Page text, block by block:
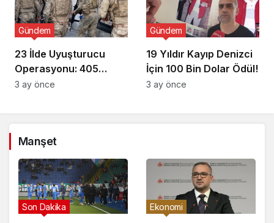
23 İlde Uyuşturucu
Operasyonu: 405
Gözaltı!
Gündem
3 ay önce
19 Yıldır Kayıp Denizci
İçin 100 Bin Dolar Ödül!
Gündem
3 ay önce
Manşet
Gündem Son Dakika